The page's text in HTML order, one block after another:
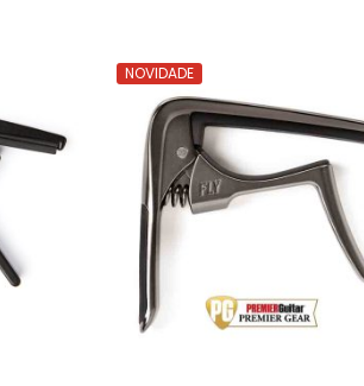
NOVIDADE